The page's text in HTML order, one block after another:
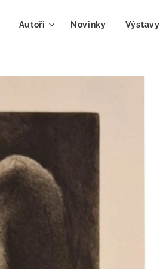
Autoři Novinky Výstavy